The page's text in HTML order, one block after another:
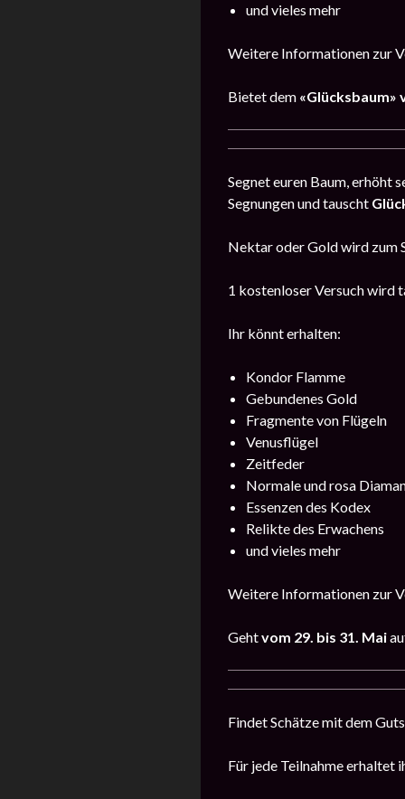
und vieles mehr
Weitere Informationen zur
Bietet dem «Glücksbaum»
Segnet euren Baum, erhöht
Segnungen und tauscht
Nektar oder Gold wird zum
1 kostenloser Versuch wird
Ihr könnt erhalten:
Kondor Flamme
Gebundenes Gold
Fragmente von Flügeln
Venusflügel
Zeitfeder
Normale und rosa
Essenzen des Kodex
Relikte des Erwachens
und vieles mehr
Weitere Informationen zur
Gehtvom 29. bis 31. Mai
Findet Schätze mit dem
Für jede Teilnahme erhaltet